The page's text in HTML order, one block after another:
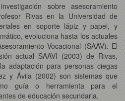
sobre asesoramiento
Rivas en la Universidad de
en soporte lápiz y papel, y
evoluciona hasta los actuales
Vocacional (SAAV). El
actual SAAVI (2003) de Rivas,
adaptación para personas ciegas
y Ávila (2002) son sistemas que
guía o herramienta para el
de educación secundaria.